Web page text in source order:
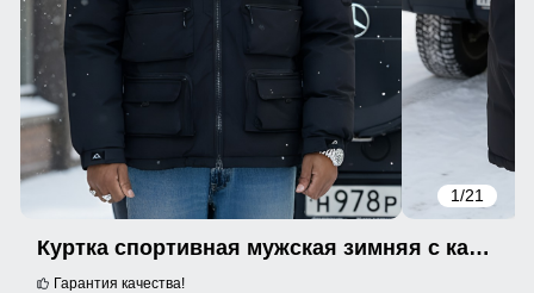
1/21
Куртка спортивная мужская зимняя с капюшоном черного цвета 3222Ch
Гарантия качества!